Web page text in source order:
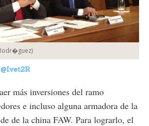
)
@Ivet2R
más inversiones del ramo
e incluso alguna armadora de la
de la china FAW. Para lograrlo, el